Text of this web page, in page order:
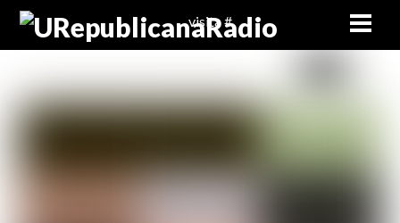
Skip
visita #